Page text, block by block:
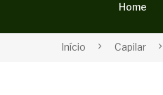
Home
Início Capilar